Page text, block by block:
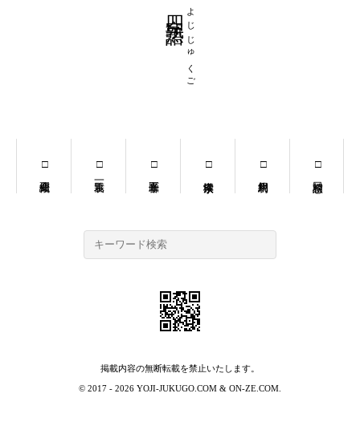
よじじゅくご
掲載内容の無断転載を禁止いたします。
© 2017 - 2026 YOJI-JUKUGO.COM & ON-ZE.COM